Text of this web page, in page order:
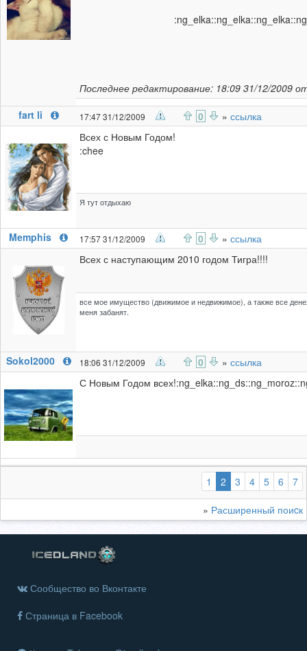
Последнее редактирование: 18:09 31/12/2009
fart li
17:47 31/12/2009 0 » ссылка
Всех с Новым Годом!
:chee
Я тут отдыхаю
Memphis 17:57 31/12/2009 0 » ссылка
Всех с наступающим 2010 годом Тигра!!!!
все мое имущество (движимое и недвижимое), а также все
меня забанят.
Sokol2000 18:06 31/12/2009 0 » ссылка
С Новым Годом
1 2 (выбранная)
3 4 5 6 7
» Расширенный поиcк
Сообщество во Вконтакте
Страница в Facebook